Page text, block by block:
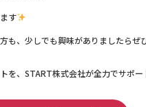
す
も、少しでも興味がありましたらぜ
を、START株式会社が全力でサポー